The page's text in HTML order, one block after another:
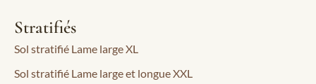
Stratifiés
Sol stratifié Lame large XL
Sol stratifié Lame large et longue XXL